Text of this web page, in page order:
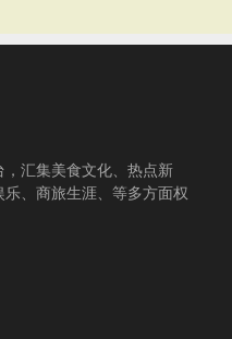
汇集美食文化、热点新
、商旅生涯、等多方面权